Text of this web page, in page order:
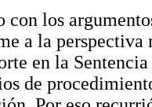
con los
a la perspectiva
en la
de